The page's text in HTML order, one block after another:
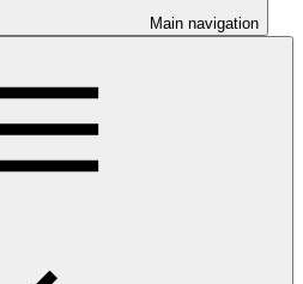
Main navigation